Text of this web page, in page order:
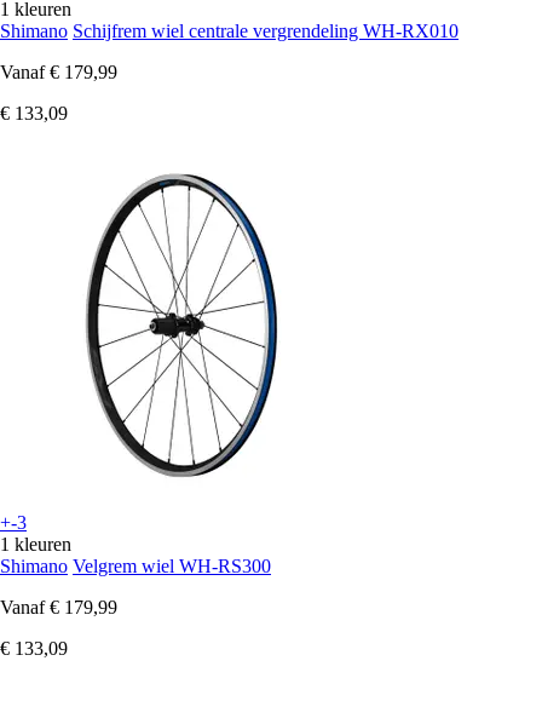
1 kleuren
Shimano Schijfrem wiel centrale vergrendeling WH-RX010
Vanaf € 179,99
€ 133,09
+-3
1 kleuren
Shimano Velgrem wiel WH-RS300
Vanaf € 179,99
€ 133,09